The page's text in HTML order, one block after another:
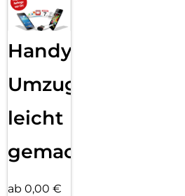
Handy
Umzug
leicht
gemacht!
ab 0,00 €